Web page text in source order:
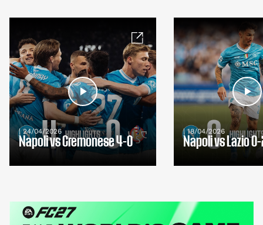
| 24/04/2026
Napoli vs Cremonese 4-0
| 18/04/2026
Napoli vs Lazio